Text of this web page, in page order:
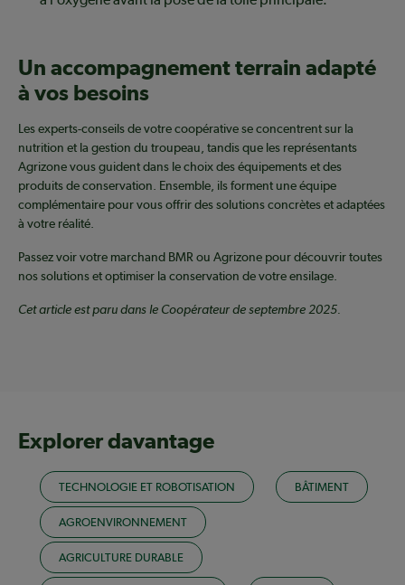
Un accompagnement terrain adapté
à vos besoins
Les experts-conseils de votre coopérative se concentrent sur la
nutrition et la gestion du troupeau, tandis que les représentants
Agrizone vous guident dans le choix des équipements et des
produits de conservation. Ensemble, ils forment une équipe
complémentaire pour vous offrir des solutions concrètes et adaptées
à votre réalité.
Passez voir votre marchand BMR ou Agrizone pour découvrir toutes
nos solutions et optimiser la conservation de votre ensilage.
Cet article est paru dans le Coopérateur de septembre 2025.
Explorer davantage
TECHNOLOGIE ET ROBOTISATION BÂTIMENT
AGROENVIRONNEMENT
AGRICULTURE DURABLE